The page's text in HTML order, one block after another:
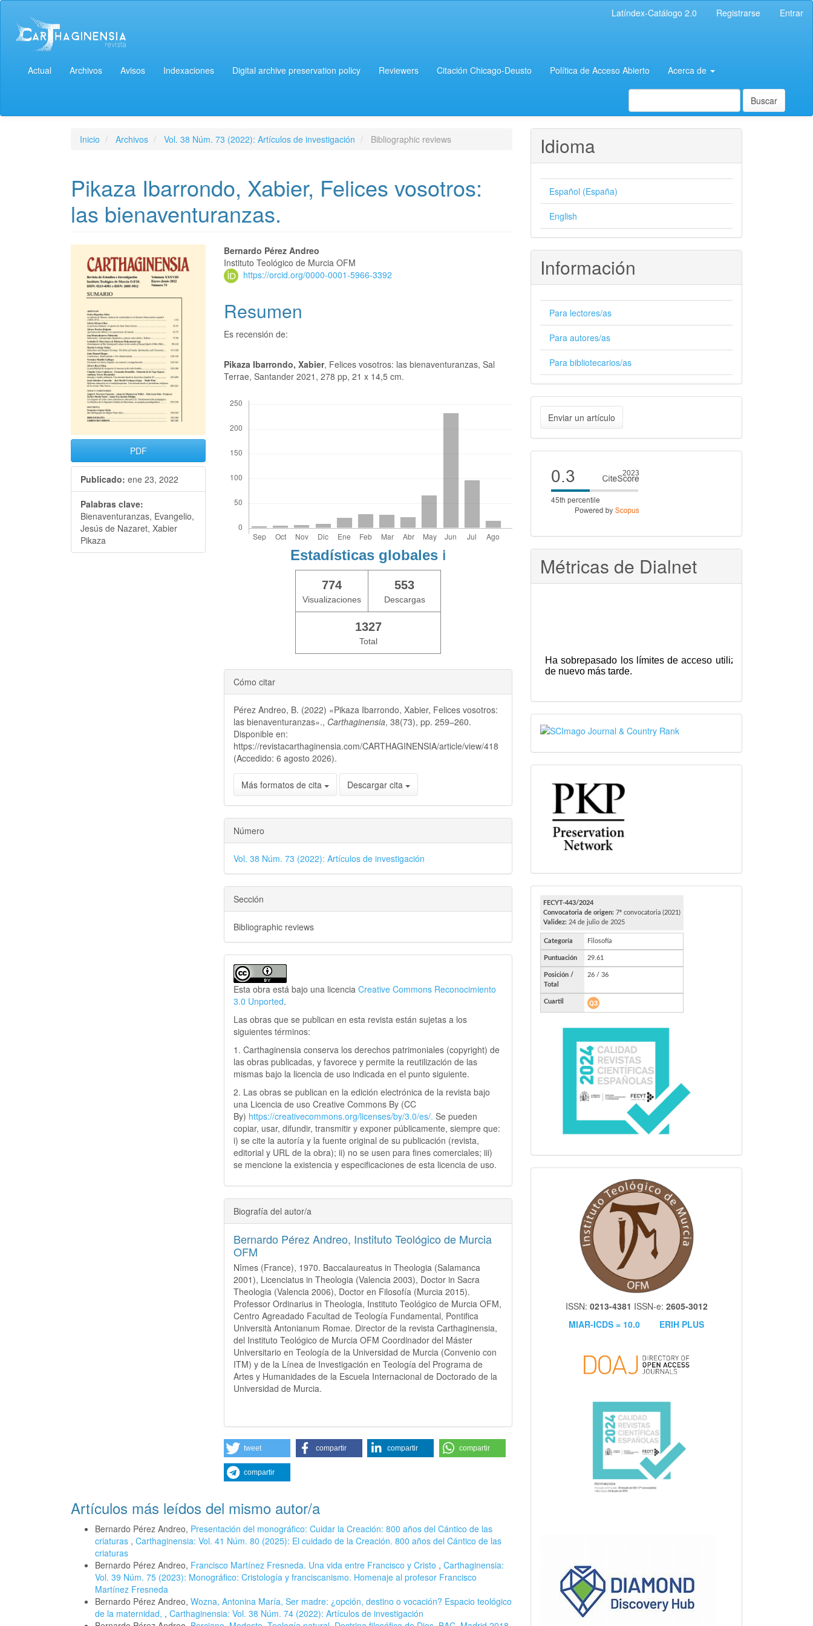
Latíndex-Catálogo 2.0 Registrarse Entrar
Actual Archivos Avisos Indexaciones Digital archive preservation policy Reviewers Citación Chicago-Deusto Política de Acceso Abierto Acerca de
Buscar
Inicio Archivos Vol. 38 Núm. 73 (2022): Artículos de investigación Bibliographic reviews
Pikaza Ibarrondo, Xabier, Felices vosotros:
las bienaventuranzas.
PDF
Publicado: ene 23, 2022
Palabras clave:
Bienaventuranzas, Evangelio,
Jesús de Nazaret, Xabier
Pikaza
Bernardo Pérez Andreo
Instituto Teológico de Murcia OFM
https://orcid.org/0000-0001-5966-3392
Resumen
Es recensión de:
Pikaza Ibarrondo, Xabier, Felices vosotros: las bienaventuranzas, Sal
Terrae, Santander 2021, 278 pp, 21 x 14,5 cm.
Estadísticas globales ℹ️
774
Visualizaciones
553
Descargas
1327
Total
Cómo citar
Pérez Andreo, B. (2022) «Pikaza Ibarrondo, Xabier, Felices vosotros:
las bienaventuranzas»., Carthaginensia, 38(73), pp. 259–260.
Disponible en:
https://revistacarthaginensia.com/CARTHAGINENSIA/article/view/418
(Accedido: 6 agosto 2026).
Más formatos de cita Descargar cita
Número
Vol. 38 Núm. 73 (2022): Artículos de investigación
Sección
Bibliographic reviews
Esta obra está bajo una licenciaCreative Commons Reconocimiento
3.0 Unported.
Las obras que se publican en esta revista están sujetas a los
siguientes términos:
1. Carthaginensia conserva los derechos patrimoniales (copyright) de
las obras publicadas, y favorece y permite la reutilización de las
mismas bajo la licencia de uso indicada en el punto siguiente.
2. Las obras se publican en la edición electrónica de la revista bajo
una Licencia de uso Creative Commons By (CC
By) https://creativecommons.org/licenses/by/3.0/es/.Se pueden
copiar, usar, difundir, transmitir y exponer públicamente, siempre que:
i) se cite la autoría y la fuente original de su publicación (revista,
editorial y URL de la obra); ii) no se usen para fines comerciales; iii)
se mencione la existencia y especificaciones de esta licencia de uso.
Biografía del autor/a
Bernardo Pérez Andreo, Instituto Teológico de Murcia
OFM
Nîmes (France), 1970. Baccalaureatus in Theologia (Salamanca
2001), Licenciatus in Theologia (Valencia 2003), Doctor in Sacra
Theologia (Valencia 2006), Doctor en Filosofía (Murcia 2015).
Professor Ordinarius in Theologia, Instituto Teológico de Murcia OFM,
Centro Agreadado Facultad de Teología Fundamental, Pontifica
Università Antonianum Romae. Director de la revista Carthaginensia,
del Instituto Teológico de Murcia OFM Coordinador del Máster
Universitario en Teología de la Universidad de Murcia (Convenio con
ITM) y de la Línea de Investigación en Teología del Programa de
Artes y Humanidades de la Escuela Internacional de Doctorado de la
Universidad de Murcia.
tweet compartir compartir compartir
compartir
Artículos más leídos del mismo autor/a
Bernardo Pérez Andreo, Presentación del monográfico: Cuidar la Creación: 800 años del Cántico de las
criaturas , Carthaginensia: Vol. 41 Núm. 80 (2025): El cuidado de la Creación. 800 años del Cántico de las
criaturas
Bernardo Pérez Andreo, Francisco Martínez Fresneda. Una vida entre Francisco y Cristo , Carthaginensia:
Vol. 39 Núm. 75 (2023): Monográfico: Cristología y franciscanismo. Homenaje al profesor Francisco
Martínez Fresneda
Bernardo Pérez Andreo, Wozna, Antonina María, Ser madre: ¿opción, destino o vocación? Espacio teológico
de la maternidad, , Carthaginensia: Vol. 38 Núm. 74 (2022): Artículos de investigación
Idioma
Español (España)
English
Información
Para lectores/as
Para autores/as
Para bibliotecarios/as
Enviar
un
artículo
Enviar un artículo
Cite
score
Métricas de Dialnet
SJR
PKP
FECYT
ISSN: 0213-4381 ISSN-e: 2605-3012
MIAR-ICDS = 10.0
ERIH PLUS